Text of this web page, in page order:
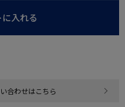
入れる
合わせはこちら